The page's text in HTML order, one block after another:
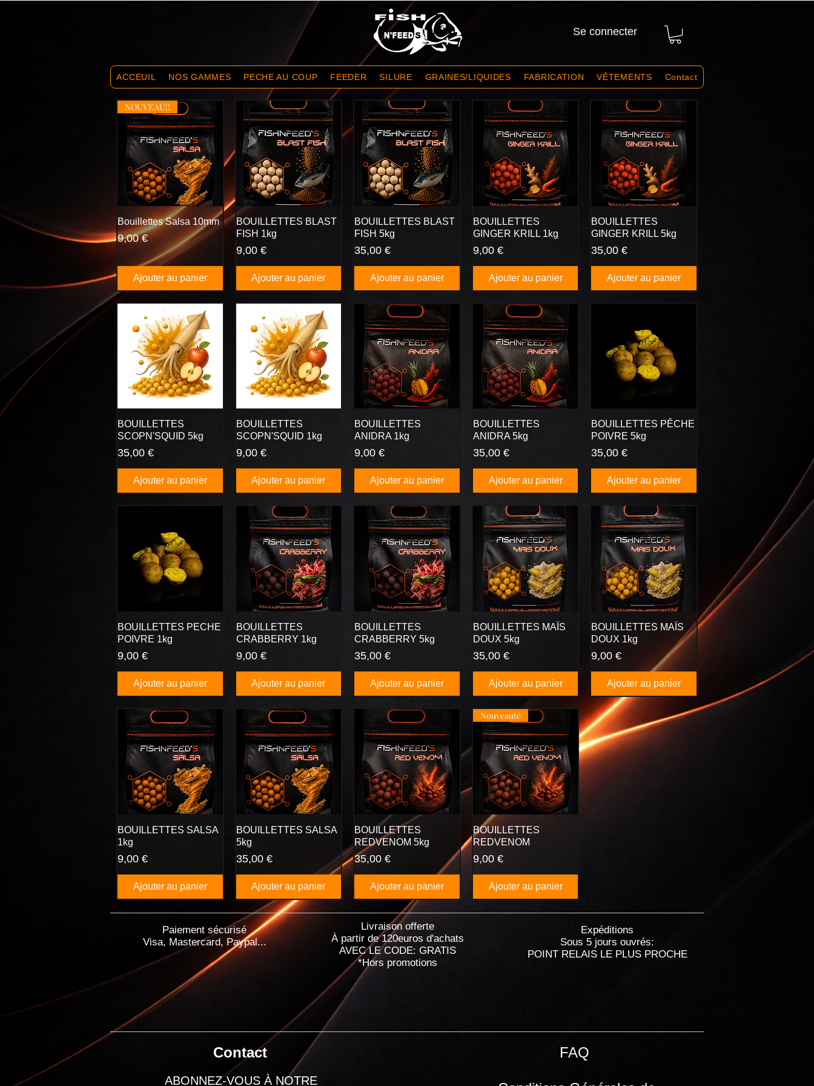
Se connecter
ACCEUIL NOS GAMMES PECHE AU COUP FEEDER SILURE GRAINES/LIQUIDES FABRICATION VÊTEMENTS Contact
NOUVEAU!!
Bouillettes Salsa 10mm
Prix
9,00 €
Ajouter au panier
BOUILLETTES BLAST
FISH 1kg
Prix
9,00 €
Ajouter au panier
BOUILLETTES BLAST
FISH 5kg
Prix
35,00 €
Ajouter au panier
BOUILLETTES
GINGER KRILL 1kg
Prix
9,00 €
Ajouter au panier
BOUILLETTES
GINGER KRILL 5kg
Prix
35,00 €
Ajouter au panier
BOUILLETTES
SCOPN'SQUID 5kg
Prix
35,00 €
Ajouter au panier
BOUILLETTES
SCOPN'SQUID 1kg
Prix
9,00 €
Ajouter au panier
BOUILLETTES
ANIDRA 1kg
Prix
9,00 €
Ajouter au panier
BOUILLETTES
ANIDRA 5kg
Prix
35,00 €
Ajouter au panier
BOUILLETTES PÊCHE
POIVRE 5kg
Prix
35,00 €
Ajouter au panier
BOUILLETTES PECHE
POIVRE 1kg
Prix
9,00 €
Ajouter au panier
BOUILLETTES
CRABBERRY 1kg
Prix
9,00 €
Ajouter au panier
BOUILLETTES
CRABBERRY 5kg
Prix
35,00 €
Ajouter au panier
BOUILLETTES MAÏS
DOUX 5kg
Prix
35,00 €
Ajouter au panier
BOUILLETTES MAÏS
DOUX 1kg
Prix
9,00 €
Ajouter au panier
BOUILLETTES SALSA
1kg
Prix
9,00 €
Ajouter au panier
BOUILLETTES SALSA
5kg
Prix
35,00 €
Ajouter au panier
BOUILLETTES
REDVENOM 5kg
Prix
35,00 €
Ajouter au panier
Nouveauté
BOUILLETTES
REDVENOM
Prix
9,00 €
Ajouter au panier
Paiement sécurisé
Visa, Mastercard, Paypal...
Livraison offerte
À partir de 120euros d'achats
AVEC LE CODE: GRATIS
*Hors promotions
Expéditions
Sous 5 jours ouvrés:
POINT RELAIS LE PLUS PROCHE
Contact
ABONNEZ-VOUS À NOTRE
FAQ